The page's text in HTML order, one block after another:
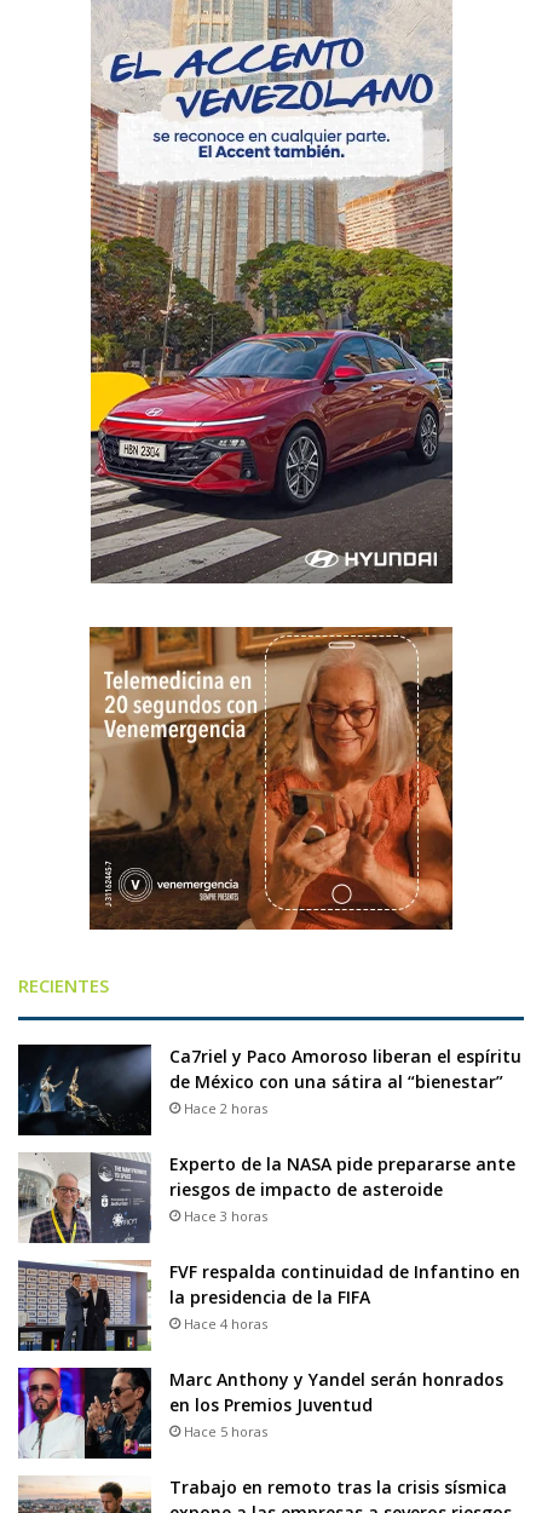
RECIENTES
Ca7riel y Paco Amoroso liberan el espíritu
de México con una sátira al “bienestar”
Hace 2 horas
Experto de la NASA pide prepararse ante
riesgos de impacto de asteroide
Hace 3 horas
FVF respalda continuidad de Infantino en
la presidencia de la FIFA
Hace 4 horas
Marc Anthony y Yandel serán honrados
en los Premios Juventud
Hace 5 horas
Trabajo en remoto tras la crisis sísmica